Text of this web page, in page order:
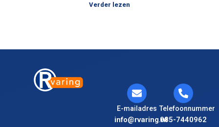
Verder lezen
E-mailadres
info@rvaring.nl
Telefoonnummer
085-7440962